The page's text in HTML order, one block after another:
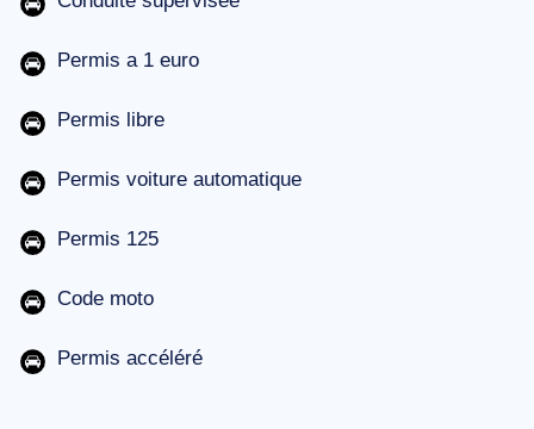
Permis a 1 euro
Permis libre
Permis voiture automatique
Permis 125
Code moto
Permis accéléré